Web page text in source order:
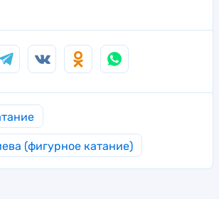
(фигурное катание)